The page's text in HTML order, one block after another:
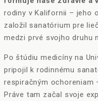
rodiny v Kalifornii – jeho
založil sanatórium pre
medzi prvé svojho druhu
Po štúdiu medicíny na
pripojil k rodinnému
respiračným ochoreniam
Práve tam začal svoje